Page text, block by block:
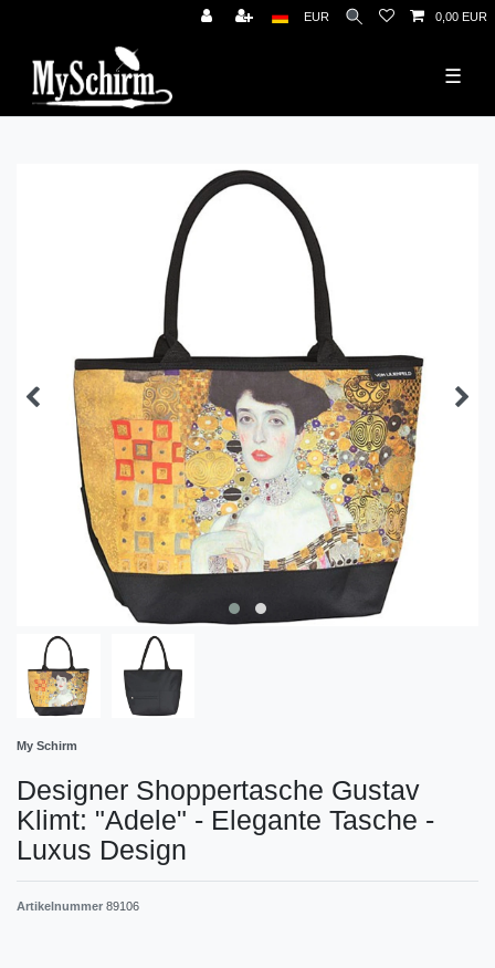
EUR 0,00 EUR
☰
My Schirm
Designer Shoppertasche Gustav
Klimt: "Adele" - Elegante Tasche -
Luxus Design
Artikelnummer 89106